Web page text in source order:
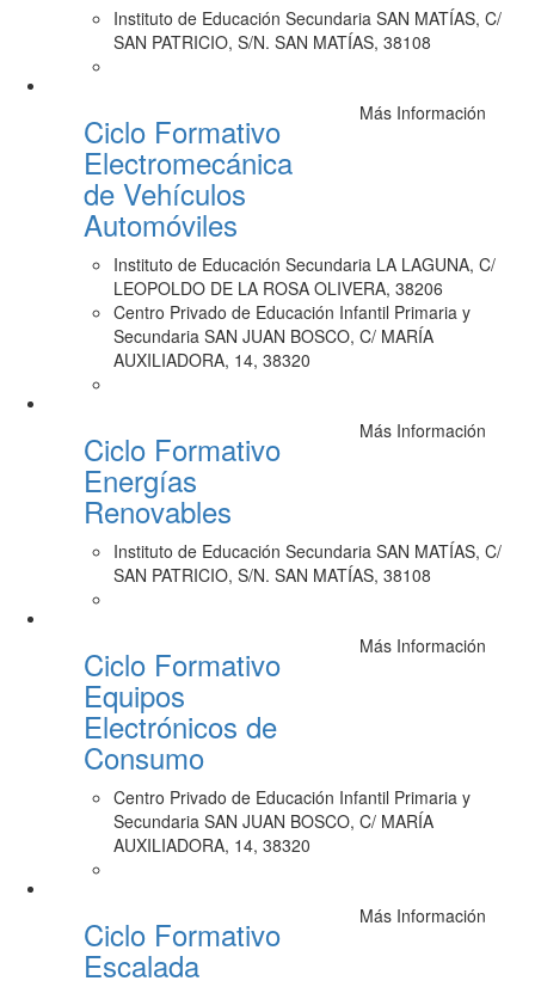
Instituto de Educación Secundaria SAN MATÍAS, C/
SAN PATRICIO, S/N. SAN MATÍAS, 38108
Ciclo Formativo
Electromecánica
de Vehículos
Automóviles
Más Información
Instituto de Educación Secundaria LA LAGUNA, C/
LEOPOLDO DE LA ROSA OLIVERA, 38206
Centro Privado de Educación Infantil Primaria y
Secundaria SAN JUAN BOSCO, C/ MARÍA
AUXILIADORA, 14, 38320
Ciclo Formativo
Energías
Renovables
Más Información
Instituto de Educación Secundaria SAN MATÍAS, C/
SAN PATRICIO, S/N. SAN MATÍAS, 38108
Ciclo Formativo
Equipos
Electrónicos de
Consumo
Más Información
Centro Privado de Educación Infantil Primaria y
Secundaria SAN JUAN BOSCO, C/ MARÍA
AUXILIADORA, 14, 38320
Ciclo Formativo
Escalada
Más Información